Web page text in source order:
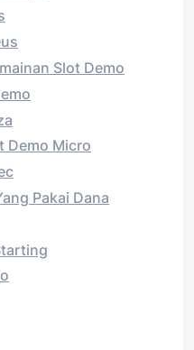
Slot Demo
Demo Micro
Pakai Dana